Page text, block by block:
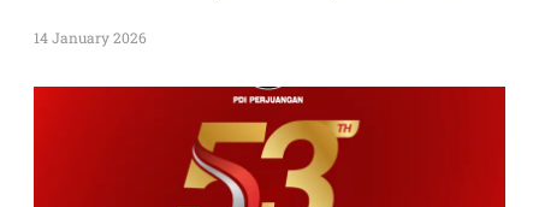
14 January 2026